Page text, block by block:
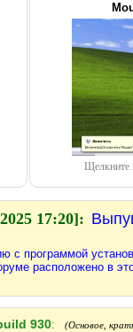
Щелкните
17:20]:
с программой
расположено в
930: (Основое,